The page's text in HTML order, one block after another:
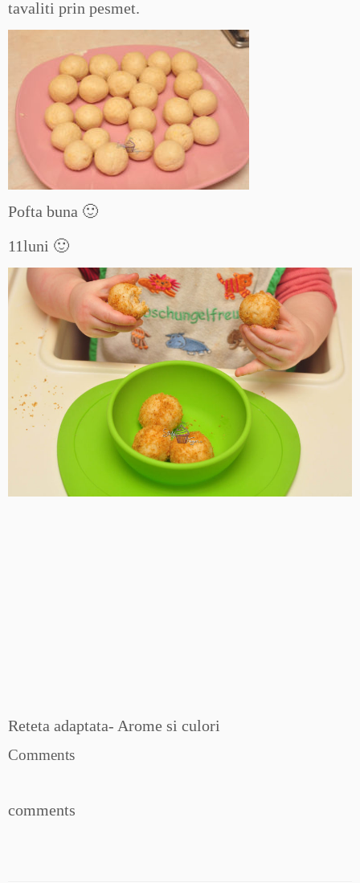
tavaliti prin pesmet.
Pofta buna 🙂
11luni 🙂
Reteta adaptata- Arome si culori
Comments
comments